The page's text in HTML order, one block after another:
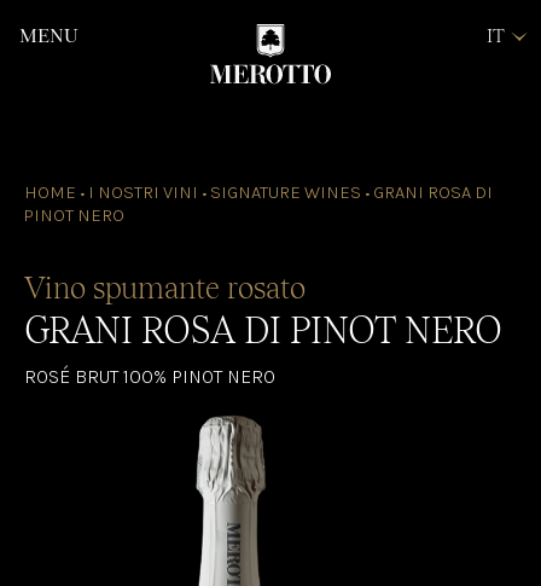
MENU
SHOP ONLINE
ESPERIENZA
IT
HOME • I NOSTRI VINI • SIGNATURE WINES • GRANI ROSA DI
PINOT NERO
Vino spumante rosato
GRANI ROSA DI PINOT NERO
ROSÉ BRUT 100% PINOT NERO